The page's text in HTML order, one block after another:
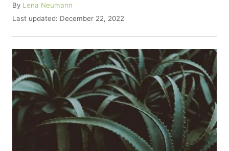
By A
u
h
o
Lena Neumann
P
s
t
d
o
n
Last updated: December 22, 2022